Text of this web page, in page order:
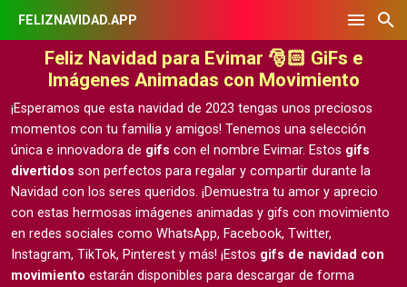
FELIZNAVIDAD.APP
Feliz Navidad para Evimar 🎅🏻 GiFs e
Imágenes Animadas con Movimiento
¡Esperamos que esta navidad de 2023 tengas unos preciosos
momentos con tu familia y amigos! Tenemos una selección
única e innovadora de gifs con el nombre Evimar. Estos gifs
divertidos son perfectos para regalar y compartir durante la
Navidad con los seres queridos. ¡Demuestra tu amor y aprecio
con estas hermosas imágenes animadas y gifs con movimiento
en redes sociales como WhatsApp, Facebook, Twitter,
Instagram, TikTok, Pinterest y más! ¡Estos gifs de navidad con
movimiento estarán disponibles para descargar de forma